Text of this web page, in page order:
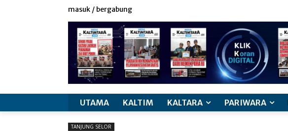
masuk / bergabung
UTAMA KALTIM KALTARA PARIWARA
TANJUNG SELOR